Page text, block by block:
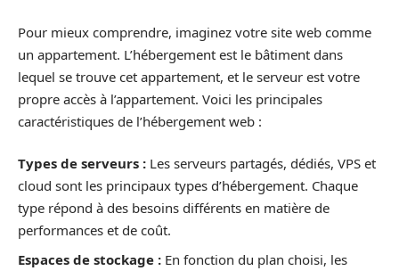
Pour mieux comprendre, imaginez votre site web comme
un appartement. L’hébergement est le bâtiment dans
lequel se trouve cet appartement, et le serveur est votre
propre accès à l’appartement. Voici les principales
caractéristiques de l’hébergement web :
Types de serveurs : Les serveurs partagés, dédiés, VPS et
cloud sont les principaux types d’hébergement. Chaque
type répond à des besoins différents en matière de
performances et de coût.
Espaces de stockage : En fonction du plan choisi, les